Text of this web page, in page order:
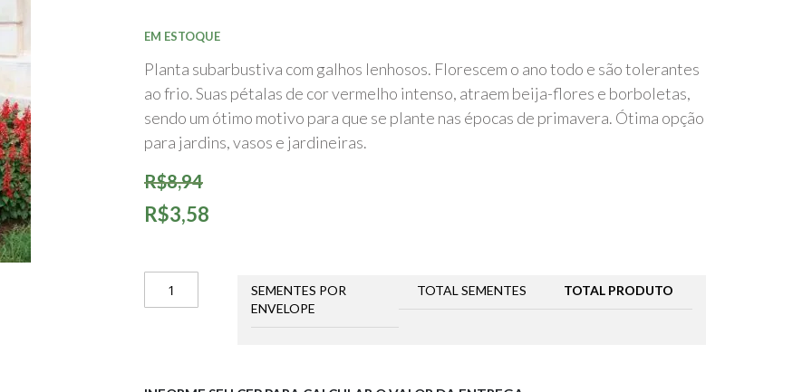
R$8,94
R$3,58
EM ESTOQUE
Planta subarbustiva com galhos lenhosos. Florescem o ano todo e são tolerantes
ao frio. Suas pétalas de cor vermelho intenso, atraem beija-flores e borboletas,
sendo um ótimo motivo para que se plante nas épocas de primavera. Ótima opção
para jardins, vasos e jardineiras.
SEMENTES POR
ENVELOPE
TOTAL SEMENTES TOTAL PRODUTO